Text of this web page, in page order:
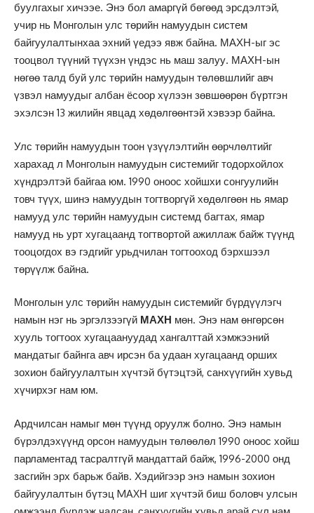
буулгахыг хичээе. Энэ бол амаргүй бөгөөд эрсдэлтэй,
учир нь Монголын улс төрийн намуудын систем
байгуулалтынхаа эхний үедээ явж байна. МАХН-ыг эс
тооцвол түүний түүхэн үндэс нь маш залуу. МАХН-ын
нөгөө талд буй улс төрийн намуудын төлөвшлийг авч
үзвэл намуудыг албан ёсоор хүлээн зөвшөөрөн бүртгэн
эхэлсэн 13 жилийн явцад хөдөлгөөнтэй хэвээр байна.
Улс төрийн намуудын тоон үзүүлэлтийн өөрчлөлтийг
харахад л Монголын намуудын системийг тодорхойлох
хүндрэлтэй байгаа юм. 1990 оноос хойшхи сонгуулийн
товч түүх, шинэ намуудын тогтворгүй хөдөлгөөн нь ямар
намууд улс төрийн намуудын системд багтах, ямар
намууд нь урт хугацаанд тогтвортой ажиллаж байж түүнд
тооцогдох вэ гэдгийг урьдчилан тогтооход бэрхшээл
төрүүлж байна.
Монголын улс төрийн намуудын системийг бүрдүүлэгч
намын нэг нь эргэлзээгүй МАХН мөн. Энэ нам өнгөрсөн
хууль тогтоох хугацаануудад хангалттай хэмжээний
мандатыг байнга авч ирсэн ба удаан хугацаанд орших
зохион байгуулалтын хүчтэй бүтэцтэй, санхүүгийн хувьд
хүчирхэг нам юм.
Ардчилсан намыг мөн түүнд оруулж болно. Энэ намын
бүрэлдэхүүнд орсон намуудын төлөөлөл 1990 оноос хойш
парламентад тасралтгүй мандаттай байж, 1996-2000 онд
засгийн эрх барьж байв. Хэдийгээр энэ намын зохион
байгуулалтын бүтэц MAXН шиг хүчтэй биш боловч улсын